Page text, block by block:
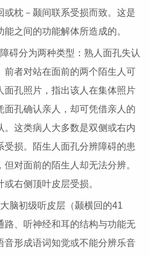
或枕－颞间联系受损而致。这是
之间的功能解体所造成的。
碍分为两种类型：熟人面孔失认
者对站在面前的两个陌生人可
面孔照片，指出该人在集体照片
面孔确认亲人，却可凭借亲人的
。这类病人大多数是双侧或右内
受损。陌生人面孔分辨障碍的患
对面前的陌生人却无法分辨。
右侧顶叶皮层受损。
脑初级听皮层（颞横回的41
路、听神经和耳的结构与功能无
音形成语词知觉或不能分辨乐音